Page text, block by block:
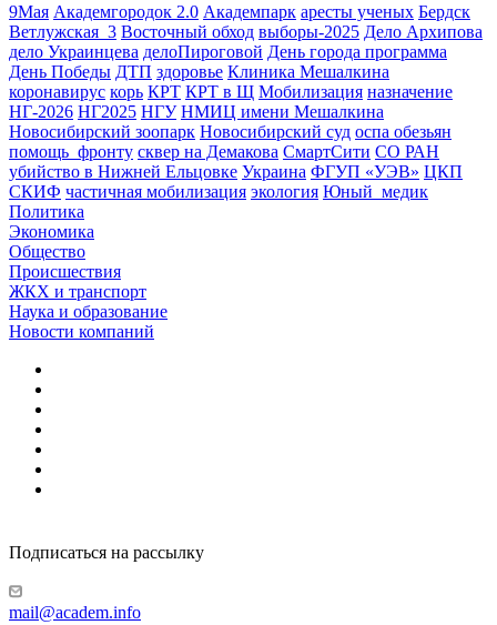
9Мая Академгородок 2.0 Академпарк аресты ученых Бердск
Ветлужская_3 Восточный обход выборы-2025 Дело Архипова
дело Украинцева делоПироговой День города программа
День Победы ДТП здоровье Клиника Мешалкина
коронавирус корь КРТ КРТ в Щ Мобилизация назначение
НГ-2026 НГ2025 НГУ НМИЦ имени Мешалкина
Новосибирский зоопарк Новосибирский суд оспа обезьян
помощь_фронту сквер на Демакова СмартСити СО РАН
убийство в Нижней Ельцовке Украина ФГУП «УЭВ» ЦКП
СКИФ частичная мобилизация экология Юный_медик
Политика
Экономика
Общество
Происшествия
ЖКХ и транспорт
Наука и образование
Новости компаний
Подписаться на рассылку
mail@academ.info